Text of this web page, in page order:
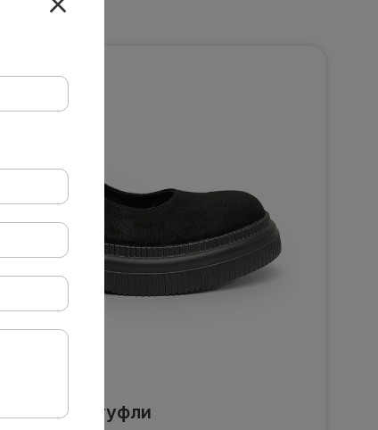
туфли